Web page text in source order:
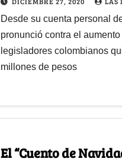
Desde su cuenta personal
pronunció contra el
legisladores colombianos
millones de pesos
El “Cuento de